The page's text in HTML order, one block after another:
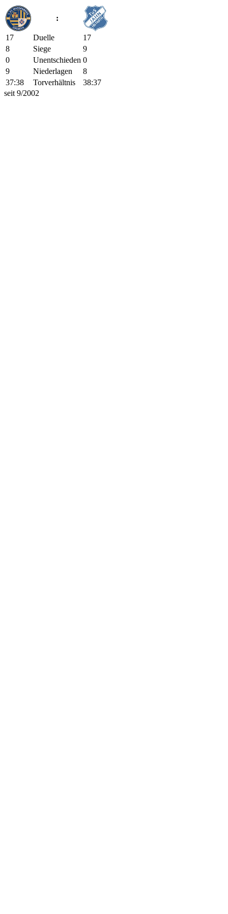
:
17 Duelle
17
8
Siege
9
0
Unentschieden 0
9
Niederlagen
8
37:38
Torverhältnis
38:37
seit 9/2002